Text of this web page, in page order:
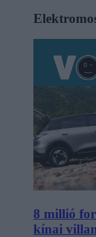
8 millió
kínai